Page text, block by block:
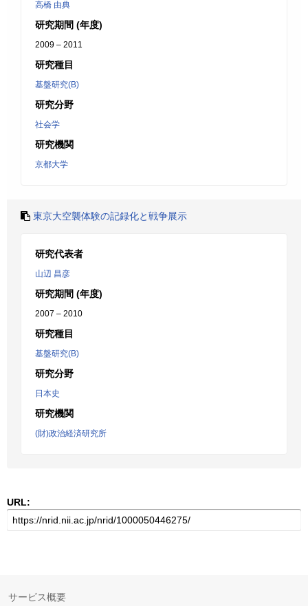
高橋 由典
研究期間 (年度)
2009 – 2011
研究種目
基盤研究(B)
研究分野
社会学
研究機関
京都大学
東京大空襲体験の記録化と戦争展示
研究代表者
山辺 昌彦
研究期間 (年度)
2007 – 2010
研究種目
基盤研究(B)
研究分野
日本史
研究機関
(財)政治経済研究所
URL:
サービス概要